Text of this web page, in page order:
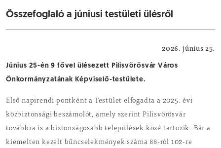
Összefoglaló a júniusi testületi ülésről
2026. június 25.
Június 25-én 9 fővel ülésezett Pilisvörösvár Város
Önkormányzatának Képviselő-testülete.
Első napirendi pontként a Testület elfogadta a 2025. évi
közbiztonsági beszámolót, amely szerint Pilisvörösvár
továbbra is a biztonságosabb települések közé tartozik. Bár a
kiemelten kezelt bűncselekmények száma 88-ról 102-re